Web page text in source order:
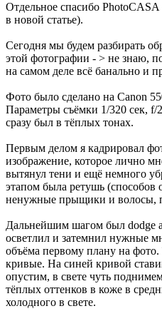
Отдельное спасибо PhotoCASA
в новой статье).
Сегодня мы будем разбирать
этой фотографии - > не знаю,
на самом деле всё банально и
Фото было сделано на Canon
Параметры съёмки 1/320 сек, f/
сразу был в тёплых тонах.
Первым делом я кадрировал
изображение, которое лично
вытянул тени и ещё немного
этапом была ретушь (способов
ненужные прыщики и волосы,
Дальнейшим шагом был dodge
осветлил и затемнил нужные
объёма первому плану на
кривые. На синей кривой
опустим, в свете чуть
тёплых оттенков в коже в
холодного в свете.